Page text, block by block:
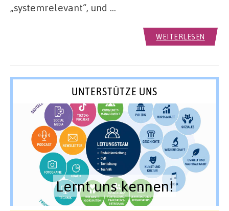
„systemrelevant“, und …
WEITERLESEN
UNTERSTÜTZE UNS
Lernt uns kennen!